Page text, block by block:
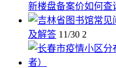
新楼盘备案价如何查
及解答 11/30 2